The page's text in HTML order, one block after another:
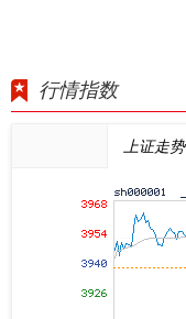
行情指数
上证走势